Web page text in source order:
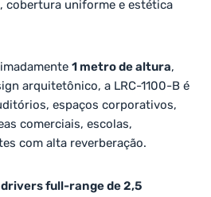
cobertura uniforme e estética
1 metro de altura,
arquitetônico, a LRC-1100-B é
espaços corporativos,
comerciais, escolas,
com alta reverberação.
drivers full-range de 2,5